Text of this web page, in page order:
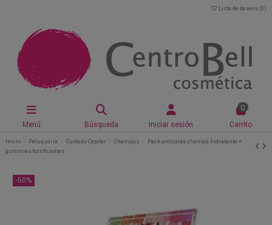
Lista de deseos (0 )
Menú Búsqueda Iniciar sesión
0
Carrito
Inicio Peluquería Cuidado Capilar Champús
Pack anticaída champú hidratante +
gummies fortificantes
-50%